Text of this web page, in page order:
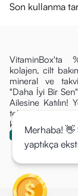
Son kullanma
VitaminBox'ta
kolajen, cilt
mineral ve
"Daha İyi Bir
Ailesine Katılın!
tekliflerden ilk
kaçırmayın!
Merhaba! 👋
yaptıkça